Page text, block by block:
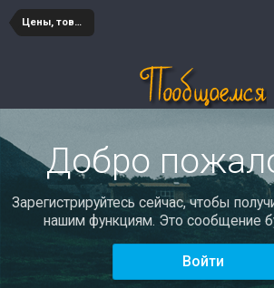
Цены, товары и услуги
Добро
Зарегистрируйтесь сейчас, чтобы
нашим функциям. Это сообщение
Войти